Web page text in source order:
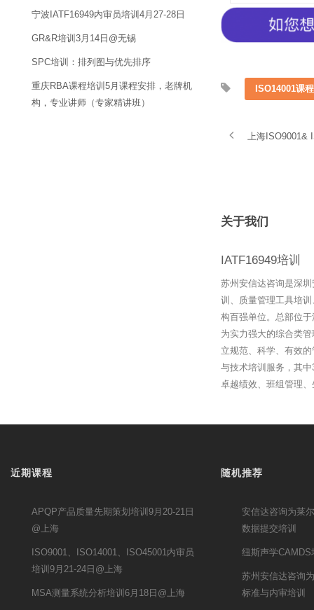
ISO14001课
上海
关于我们
IATF16949培训
苏州安信达咨询是深
训、质量管理工具培
构百强单位。总部位
为实力强大的综合类
立规范、科学、有效
与技术培训服务，其
卓越绩效、班组管理
宁波IATF16949内审员培训4月27-28日
GR&R培训3月14日@无锡
SPC培训：排列图与优先排序
重庆RBA课程培训5月课程安排，老牌机
构，专业讲师（专家精讲班）
近期课程
APQP产品质量先期策划培训9月20-21日
@上海
ISO9001、ISO14001、ISO45001内审员
培训9月21-24日@上海
MSA测量系统分析培训6月18日@上海
随机推荐
安信达咨询为莱
数据提交培训
纽斯声学CAMDS
苏州安信达咨询
标准与内审培训